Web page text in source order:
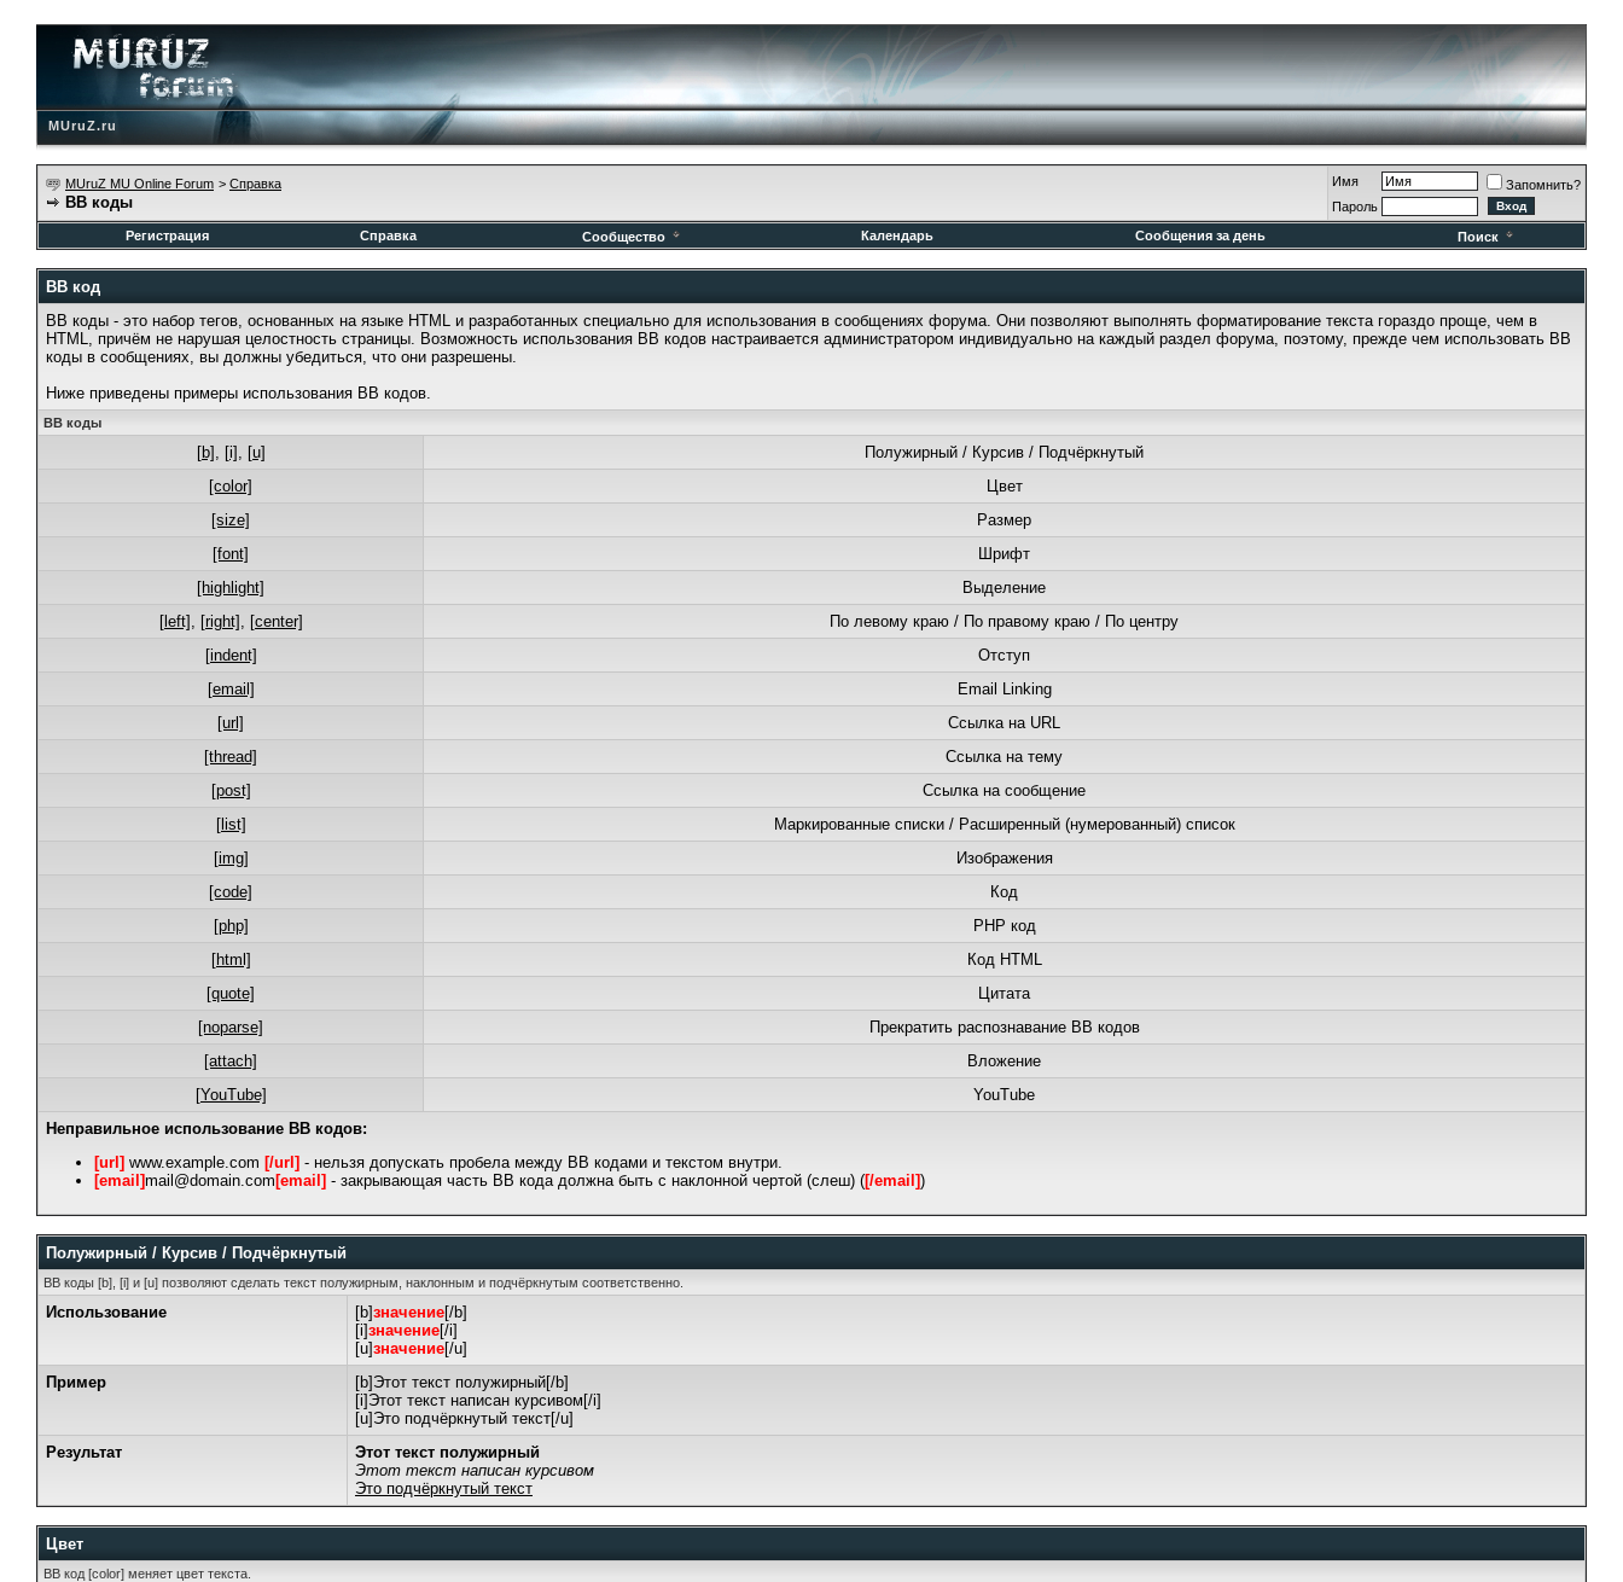
MUruZ.ru
MUruZ MU Online Forum > Справка
BB коды
Имя
Запомнить?
Пароль
Регистрация
Справка Сообщество Календарь Сообщения за день Поиск
BB код
BB коды - это набор тегов, основанных на языке HTML и разработанных специально для использования в сообщениях форума. Они позволяют выполнять форматирование текста гораздо проще, чем в
HTML, причём не нарушая целостность страницы. Возможность использования BB кодов настраивается администратором индивидуально на каждый раздел форума, поэтому, прежде чем использовать BB
коды в сообщениях, вы должны убедиться, что они разрешены.
Ниже приведены примеры использования BB кодов.
BB коды
[b] , [i] , [u]
Полужирный / Курсив / Подчёркнутый
[color]
Цвет
[size]
Размер
[font]
Шрифт
[highlight]
Выделение
[left] , [right] , [center]
По левому краю / По правому краю / По центру
[indent]
Отступ
[email]
Email Linking
[url]
Ссылка на URL
[thread]
Ссылка на тему
[post]
Ссылка на сообщение
[list]
Маркированные списки / Расширенный (нумерованный) список
[img]
Изображения
[code]
Код
[php]
PHP код
[html]
Код HTML
[quote]
Цитата
[noparse]
Прекратить распознавание BB кодов
[attach]
Вложение
[YouTube]
YouTube
Неправильное использование BB кодов:
[url] www.example.com [/url] - нельзя допускать пробела между BB кодами и текстом внутри.
[email]mail@domain.com [email] - закрывающая часть BB кода должна быть с наклонной чертой (слеш) ([/email])
Полужирный / Курсив / Подчёркнутый
BB коды [b], [i] и [u] позволяют сделать текст полужирным, наклонным и подчёркнутым соответственно.
Использование [b]значение[/b]
[i]значение[/i]
[u]значение[/u]
Пример
[b]Этот текст полужирный[/b]
[i]Этот текст написан курсивом[/i]
[u]Это подчёркнутый текст[/u]
Результат
Этот текст полужирный
Этот текст написан курсивом
Это подчёркнутый текст
Цвет
BB код [color] меняет цвет текста.